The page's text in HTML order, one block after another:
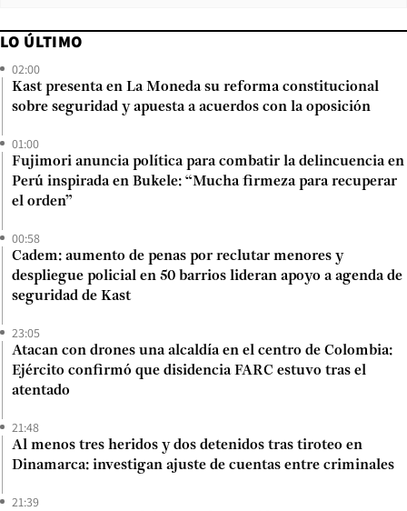
LO ÚLTIMO
02:00
Kast presenta en La Moneda su reforma constitucional
sobre seguridad y apuesta a acuerdos con la oposición
01:00
Fujimori anuncia política para combatir la delincuencia en
Perú inspirada en Bukele: “Mucha firmeza para recuperar
el orden”
00:58
Cadem: aumento de penas por reclutar menores y
despliegue policial en 50 barrios lideran apoyo a agenda de
seguridad de Kast
23:05
Atacan con drones una alcaldía en el centro de Colombia:
Ejército confirmó que disidencia FARC estuvo tras el
atentado
21:48
Al menos tres heridos y dos detenidos tras tiroteo en
Dinamarca: investigan ajuste de cuentas entre criminales
21:39